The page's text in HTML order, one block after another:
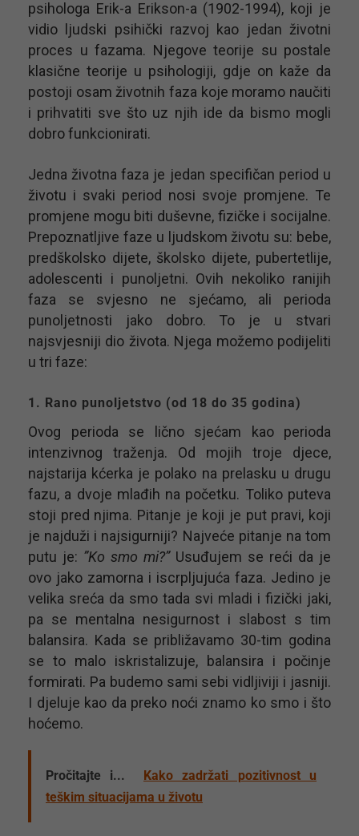
psihologa Erik-a Erikson-a (1902-1994), koji je
vidio ljudski psihički razvoj kao jedan životni
proces u fazama. Njegove teorije su postale
klasične teorije u psihologiji, gdje on kaže da
postoji osam životnih faza koje moramo naučiti
i prihvatiti sve što uz njih ide da bismo mogli
dobro funkcionirati.
Jedna životna faza je jedan specifičan period u
životu i svaki period nosi svoje promjene. Te
promjene mogu biti duševne, fizičke i socijalne.
Prepoznatljive faze u ljudskom životu su: bebe,
predškolsko dijete, školsko dijete, pubertetlije,
adolescenti i punoljetni. Ovih nekoliko ranijih
faza se svjesno ne sjećamo, ali perioda
punoljetnosti jako dobro. To je u stvari
najsvjesniji dio života. Njega možemo podijeliti
u tri faze:
1. Rano punoljetstvo (od 18 do 35 godina)
Ovog perioda se lično sjećam kao perioda
intenzivnog traženja. Od mojih troje djece,
najstarija kćerka je polako na prelasku u drugu
fazu, a dvoje mlađih na početku. Toliko puteva
stoji pred njima. Pitanje je koji je put pravi, koji
je najduži i najsigurniji? Najveće pitanje na tom
putu je: ”Ko smo mi?”Usuđujem se reći da je
ovo jako zamorna i iscrpljujuća faza. Jedino je
velika sreća da smo tada svi mladi i fizički jaki,
pa se mentalna nesigurnost i slabost s tim
balansira. Kada se približavamo 30-tim godina
se to malo iskristalizuje, balansira i počinje
formirati. Pa budemo sami sebi vidljiviji i jasniji.
I djeluje kao da preko noći znamo ko smo i što
hoćemo.
Pročitajte i...
Kako zadržati pozitivnost u
teškim situacijama u životu